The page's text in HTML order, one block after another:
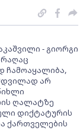
- გიორგი
რაღაც
ჩამოაყალიბა,
არ
ღალატზე
დიქტატურის
ქართველების